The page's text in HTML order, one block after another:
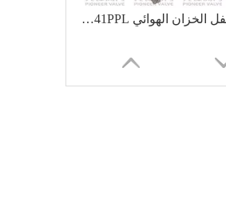
صمام أسفل الخزان الهوائي XGQ641PPL